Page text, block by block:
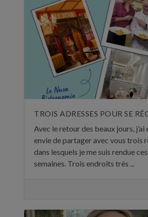
Avec le retour des beaux jours, j’ai
envie de partager avec vous trois
dans lesquels je me suis rendue
semaines. Trois endroits très ...